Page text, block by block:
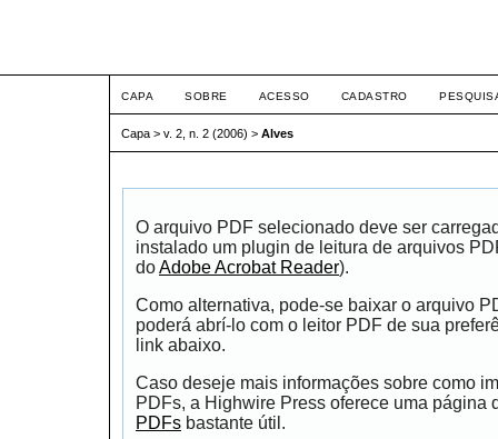
CAPA SOBRE ACESSO CADASTRO
Capa > v. 2, n. 2 (2006) > Alves
O arquivo PDF selecionado deve ser
instalado um plugin de leitura de arquivos
doAdobe Acrobat Reader).
Como alternativa, pode-se baixar o arquivo
poderá abrí-lo com o leitor PDF de sua
link abaixo.
Caso deseje mais informações sobre como
PDFs, a Highwire Press oferece uma página
PDFs bastante útil.